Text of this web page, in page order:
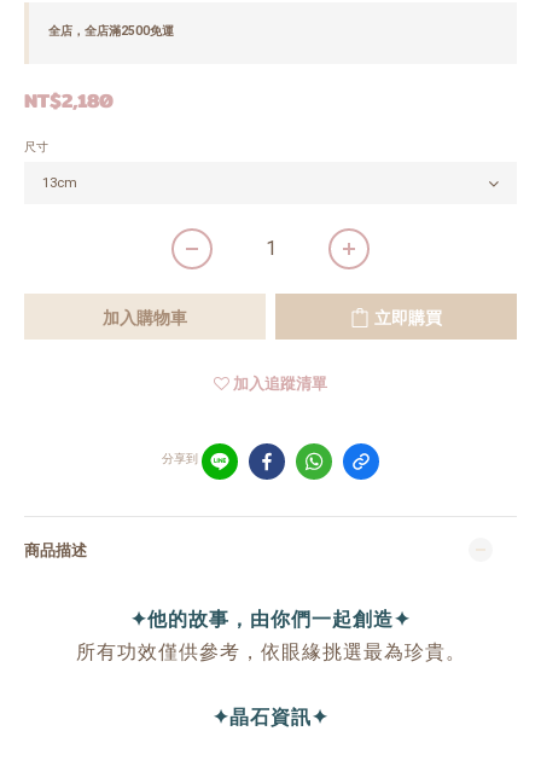
全店，全店滿2500免運
NT$2,180
尺寸
加入購物車 立即購買
加入追蹤清單
分享到
商品描述
✦他的故事，由你們一起創造✦
所有功效僅供參考，依眼緣挑選最為珍貴。
✦晶石資訊✦